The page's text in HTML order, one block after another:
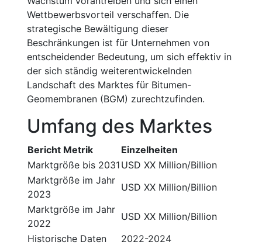
Wettbewerbsvorteil verschaffen. Die
strategische Bewältigung dieser
Beschränkungen ist für Unternehmen von
entscheidender Bedeutung, um sich effektiv in
der sich ständig weiterentwickelnden
Landschaft des Marktes für Bitumen-
Geomembranen (BGM) zurechtzufinden.
Umfang des Marktes
Bericht Metrik
Einzelheiten
Marktgröße bis 2031 USD XX Million/Billion
Marktgröße im Jahr
2023
USD XX Million/Billion
Marktgröße im Jahr
2022
USD XX Million/Billion
Historische Daten
2022-2024